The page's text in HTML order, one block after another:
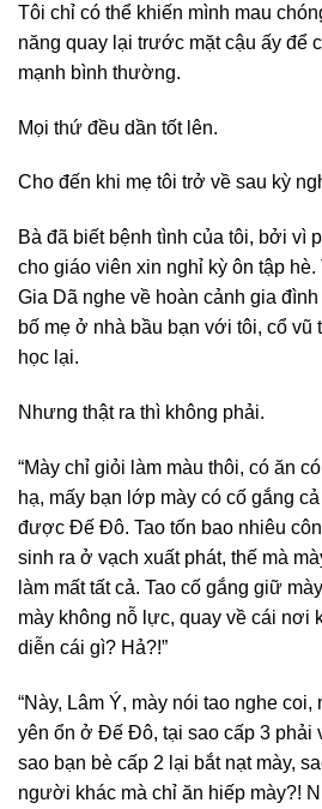
Tôi chỉ có thể khiến mình mau
năng quay lại trước mặt cậu ấy để
mạnh bình thường.
Mọi thứ đều dần tốt lên.
Cho đến khi mẹ tôi trở về sau kỳ
Bà đã biết bệnh tình của tôi, bởi vì
cho giáo viên xin nghỉ kỳ ôn tập
Gia Dã nghe về hoàn cảnh gia
bố mẹ ở nhà bầu bạn với tôi, cổ vũ
học lại.
Nhưng thật ra thì không phải.
“Mày chỉ giỏi làm màu thôi, có ăn
hạ, mấy bạn lớp mày có cố gắng
được Đế Đô. Tao tốn bao nhiêu
sinh ra ở vạch xuất phát, thế mà
làm mất tất cả. Tao cố gắng giữ
mày không nỗ lực, quay về cái nơi
diễn cái gì? Hả?!”
“Này, Lâm Ý, mày nói tao nghe coi,
yên ổn ở Đế Đô, tại sao cấp 3 phải
sao bạn bè cấp 2 lại bắt nạt mày,
người khác mà chỉ ăn hiếp mày?!